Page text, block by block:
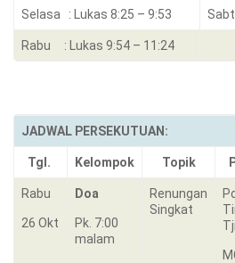
Selasa : Lukas 8:25 – 9:53
Rabu : Lukas 9:54 – 11:24
JADWAL PERSEKUTUAN:
Tgl. Kelompok Topik
Rabu
26 Okt
Doa
Pk. 7:00
malam
Renungan
Singkat